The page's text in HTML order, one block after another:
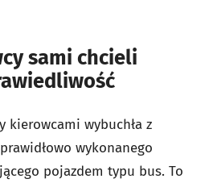
sami chcieli
kierowcami wybuchła z
wykonanego
pojazdem typu bus. To